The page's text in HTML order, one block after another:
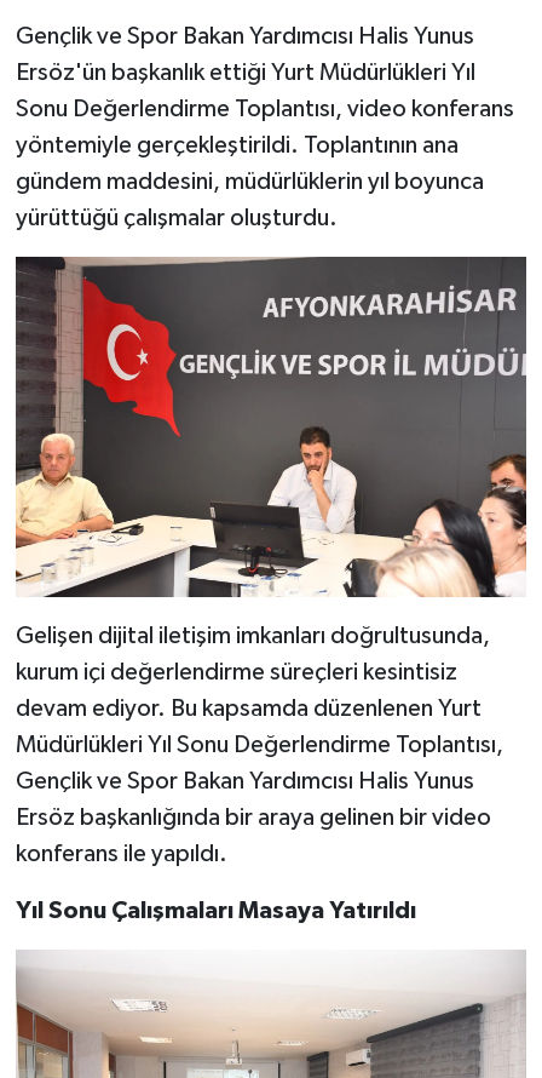
Gençlik ve Spor Bakan Yardımcısı Halis Yunus
Ersöz'ün başkanlık ettiği Yurt Müdürlükleri Yıl
Sonu Değerlendirme Toplantısı, video konferans
yöntemiyle gerçekleştirildi. Toplantının ana
gündem maddesini, müdürlüklerin yıl boyunca
yürüttüğü çalışmalar oluşturdu.
Gelişen dijital iletişim imkanları doğrultusunda,
kurum içi değerlendirme süreçleri kesintisiz
devam ediyor. Bu kapsamda düzenlenen Yurt
Müdürlükleri Yıl Sonu Değerlendirme Toplantısı,
Gençlik ve Spor Bakan Yardımcısı Halis Yunus
Ersöz başkanlığında bir araya gelinen bir video
konferans ile yapıldı.
Yıl Sonu Çalışmaları Masaya Yatırıldı